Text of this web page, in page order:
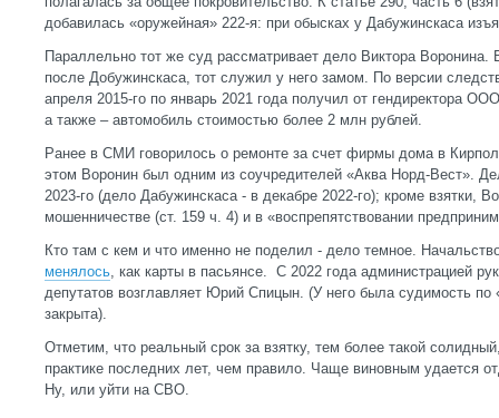
добавилась «оружейная» 222-я: при обысках у Дабужинскаса
Параллельно тот же суд рассматривает дело Виктора Воронина.
после Добужинскаса, тот служил у него замом. По версии
апреля 2015-го по январь 2021 года получил от гендиректора
а также – автомобиль стоимостью более 2 млн рублей.
Ранее в СМИ говорилось о ремонте за счет фирмы дома в
этом Воронин был одним из соучредителей «Аква Норд-Вест».
2023-го (дело Дабужинскаса - в декабре 2022-го); кроме взятки,
мошенничестве (ст. 159 ч. 4) и в «воспрепятствовании
Кто там с кем и что именно не поделил - дело темное.
менялось, как карты в пасьянсе. С 2022 года администрацией
депутатов возглавляет Юрий Спицын. (У него была судимость по
закрыта).
Отметим, что реальный срок за взятку, тем более такой
практике последних лет, чем правило. Чаще виновным удается
Ну, или уйти на СВО.